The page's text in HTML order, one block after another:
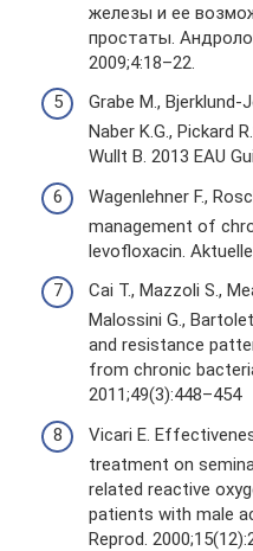
железы и ее
простаты.
2009;4:18–22.
Grabe M., Bjerklund-
Naber K.G., Pickard
Wullt B. 2013 EAU
Wagenlehner F.,
management of
levofloxacin.
Cai T., Mazzoli S.,
Malossini G.,
and resistance
from chronic
2011;49(3):448–454
Vicari E.
treatment on
related reactive
patients with male
Reprod.